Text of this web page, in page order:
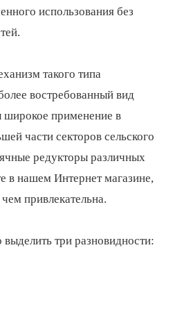
использования без
такого типа
востребованный вид
широкое применение в
части секторов сельского
редукторы различных
в нашем Интернет магазине,
привлекательна.
три разновидности: